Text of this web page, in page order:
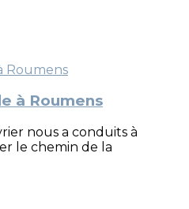
à Roumens
nous a conduits à
le chemin de la